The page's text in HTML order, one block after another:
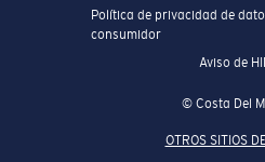
Política de privacidad de
consumidor
Aviso de
© Costa Del
OTROS SITIOS